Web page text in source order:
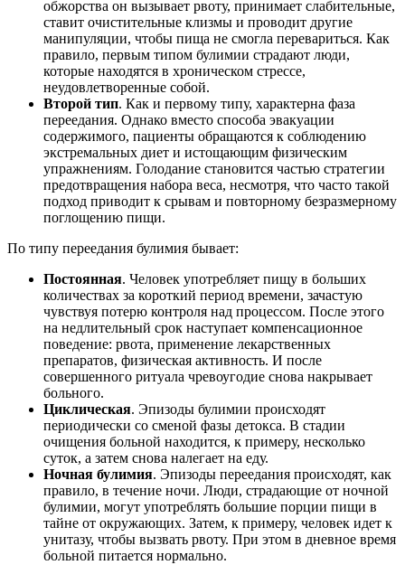
обжорства он вызывает рвоту, принимает слабительные,
ставит очистительные клизмы и проводит другие
манипуляции, чтобы пища не смогла перевариться. Как
правило, первым типом булимии страдают люди,
которые находятся в хроническом стрессе,
неудовлетворенные собой.
Второй тип. Как и первому типу, характерна фаза
переедания. Однако вместо способа эвакуации
содержимого, пациенты обращаются к соблюдению
экстремальных диет и истощающим физическим
упражнениям. Голодание становится частью стратегии
предотвращения набора веса, несмотря, что часто такой
подход приводит к срывам и повторному безразмерному
поглощению пищи.
По типу переедания булимия бывает:
Постоянная. Человек употребляет пищу в больших
количествах за короткий период времени, зачастую
чувствуя потерю контроля над процессом. После этого
на недлительный срок наступает компенсационное
поведение: рвота, применение лекарственных
препаратов, физическая активность. И после
совершенного ритуала чревоугодие снова накрывает
больного.
Циклическая. Эпизоды булимии происходят
периодически со сменой фазы детокса. В стадии
очищения больной находится, к примеру, несколько
суток, а затем снова налегает на еду.
Ночная булимия. Эпизоды переедания происходят, как
правило, в течение ночи. Люди, страдающие от ночной
булимии, могут употреблять большие порции пищи в
тайне от окружающих. Затем, к примеру, человек идет к
унитазу, чтобы вызвать рвоту. При этом в дневное время
больной питается нормально.